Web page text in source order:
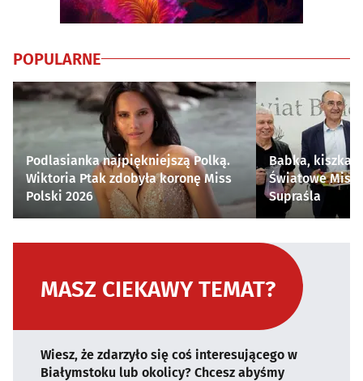
POPULARNE
Podlasianka najpiękniejszą Polką.
Wiktoria Ptak zdobyła koronę Miss
Polski 2026
Babka, kiszka i
Światowe
Supraśla
MASZ CIEKAWY TEMAT?
Wiesz, że zdarzyło się coś interesującego w
Białymstoku lub okolicy? Chcesz abyśmy